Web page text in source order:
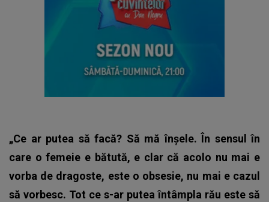
„Ce ar putea să facă? Să mă înșele. În sensul în
care o femeie e bătută, e clar că acolo nu mai e
vorba de dragoste, este o obsesie, nu mai e cazul
să vorbesc. Tot ce s-ar putea întâmpla rău este să